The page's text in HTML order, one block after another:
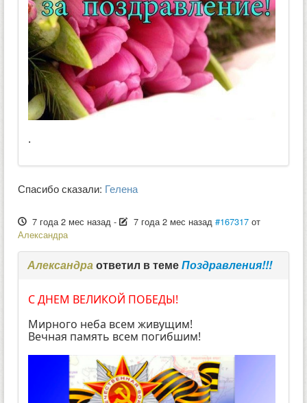
.
Спасибо сказали: Гелена
7 года 2 мес назад - 7 года 2 мес назад #167317 от
Александра
Александраответил в темеПоздравления!!!
С ДНЕМ ВЕЛИКОЙ ПОБЕДЫ!
Мирного неба всем живущим!
Вечная память всем погибшим!